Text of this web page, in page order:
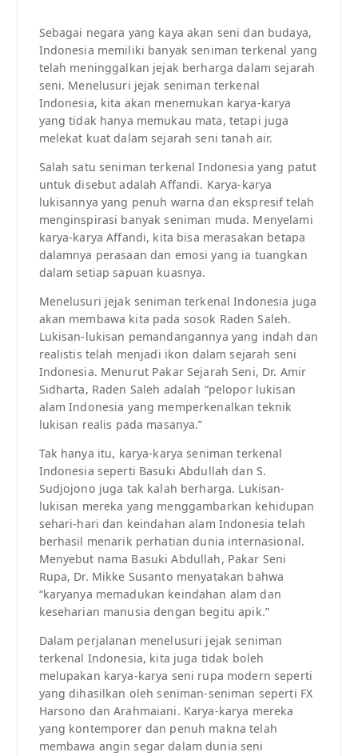
Sebagai negara yang kaya akan seni dan budaya,
Indonesia memiliki banyak seniman terkenal yang
telah meninggalkan jejak berharga dalam sejarah
seni. Menelusuri jejak seniman terkenal
Indonesia, kita akan menemukan karya-karya
yang tidak hanya memukau mata, tetapi juga
melekat kuat dalam sejarah seni tanah air.
Salah satu seniman terkenal Indonesia yang patut
untuk disebut adalah Affandi. Karya-karya
lukisannya yang penuh warna dan ekspresif telah
menginspirasi banyak seniman muda. Menyelami
karya-karya Affandi, kita bisa merasakan betapa
dalamnya perasaan dan emosi yang ia tuangkan
dalam setiap sapuan kuasnya.
Menelusuri jejak seniman terkenal Indonesia juga
akan membawa kita pada sosok Raden Saleh.
Lukisan-lukisan pemandangannya yang indah dan
realistis telah menjadi ikon dalam sejarah seni
Indonesia. Menurut Pakar Sejarah Seni, Dr. Amir
Sidharta, Raden Saleh adalah “pelopor lukisan
alam Indonesia yang memperkenalkan teknik
lukisan realis pada masanya.”
Tak hanya itu, karya-karya seniman terkenal
Indonesia seperti Basuki Abdullah dan S.
Sudjojono juga tak kalah berharga. Lukisan-
lukisan mereka yang menggambarkan kehidupan
sehari-hari dan keindahan alam Indonesia telah
berhasil menarik perhatian dunia internasional.
Menyebut nama Basuki Abdullah, Pakar Seni
Rupa, Dr. Mikke Susanto menyatakan bahwa
“karyanya memadukan keindahan alam dan
keseharian manusia dengan begitu apik.”
Dalam perjalanan menelusuri jejak seniman
terkenal Indonesia, kita juga tidak boleh
melupakan karya-karya seni rupa modern seperti
yang dihasilkan oleh seniman-seniman seperti FX
Harsono dan Arahmaiani. Karya-karya mereka
yang kontemporer dan penuh makna telah
membawa angin segar dalam dunia seni